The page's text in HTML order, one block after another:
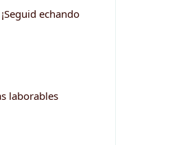
echando
laborables